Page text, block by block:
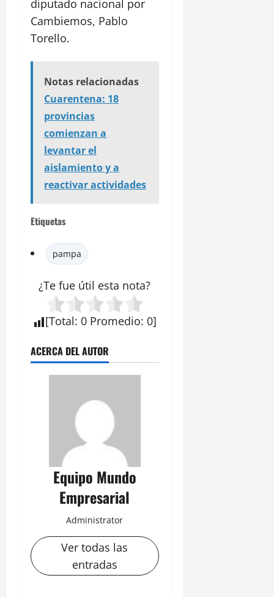
diputado nacional por
Cambiemos, Pablo
Torello.
Notas relacionadas
Cuarentena: 18
provincias
comienzan a
levantar el
aislamiento y a
reactivar actividades
Etiquetas
pampa
¿Te fue útil esta nota?
[Total: 0 Promedio: 0]
ACERCA DEL AUTOR
Equipo Mundo
Empresarial
Administrator
Ver todas las
entradas